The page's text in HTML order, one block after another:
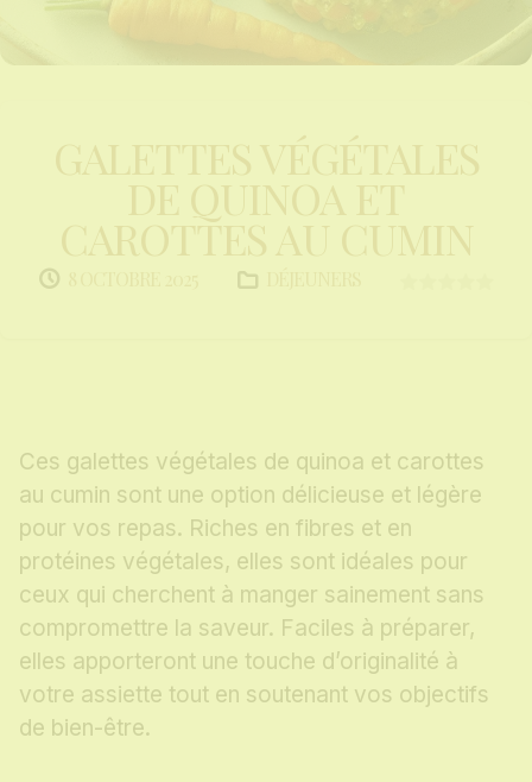
GALETTES VÉGÉTALES
DE QUINOA ET
CAROTTES AU CUMIN
Ces galettes végétales de quinoa et carottes
au cumin sont une option délicieuse et légère
pour vos repas. Riches en fibres et en
protéines végétales, elles sont idéales pour
ceux qui cherchent à manger sainement sans
compromettre la saveur. Faciles à préparer,
elles apporteront une touche d’originalité à
votre assiette tout en soutenant vos objectifs
de bien-être.